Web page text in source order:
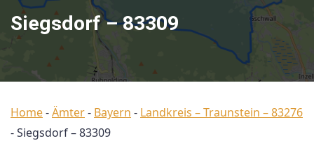
Siegsdorf – 83309
Home-Ämter- Bayern - Landkreis – Traunstein – 83276
-Siegsdorf – 83309